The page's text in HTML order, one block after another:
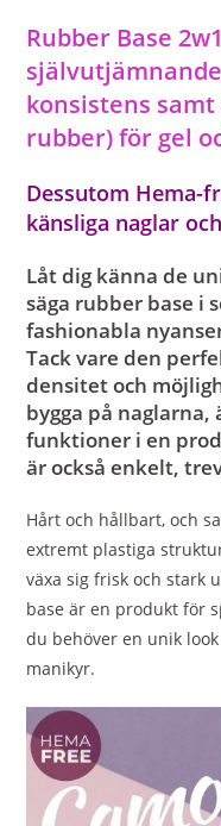
Rubber Base
konsistens
rubber) för gel
Dessutom Hema-
känsliga naglar
Låt dig känna de
säga rubber base i
fashionabla
Tack vare den
densitet och
bygga på
funktioner i en
är också enkelt,
Hårt och hållbart, och
extremt plastiga
växa sig frisk och stark
base är en produkt för
du behöver en unik
manikyr.